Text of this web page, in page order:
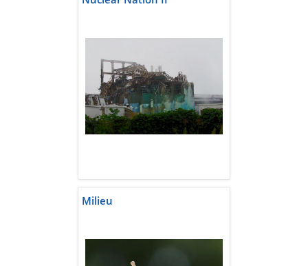
Milieu